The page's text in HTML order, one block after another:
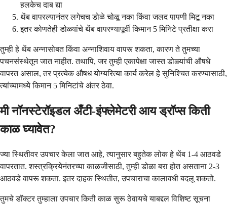
हलकेच दाब द्या
थेंब वापरल्यानंतर लगेचच डोळे चोळू नका किंवा जलद पापणी मिटू नका
इतर कोणतेही डोळ्यांचे थेंब वापरण्यापूर्वी किमान 5 मिनिटे प्रतीक्षा करा
तुम्ही हे थेंब अन्नासोबत किंवा अन्नाशिवाय वापरू शकता, कारण ते तुमच्या
पचनसंस्थेतून जात नाहीत. तथापि, जर तुम्ही एकापेक्षा जास्त डोळ्यांची औषधे
वापरत असाल, तर प्रत्येक औषध योग्यरित्या कार्य करेल हे सुनिश्चित करण्यासाठी,
त्यांच्यामध्ये किमान 5 मिनिटांचे अंतर ठेवा.
मी नॉनस्टेरॉइडल अँटी-इंफ्लेमेटरी आय ड्रॉप्स किती
काळ घ्यावेत?
ज्या स्थितीवर उपचार केला जात आहे, त्यानुसार बहुतेक लोक हे थेंब 1-4 आठवडे
वापरतात. शस्त्रक्रियेनंतरच्या काळजीसाठी, तुम्ही डोळा बरा होत असताना 2-3
आठवडे वापरू शकता. इतर दाहक स्थितीत, उपचाराचा कालावधी बदलू शकतो.
तुमचे डॉक्टर तुम्हाला उपचार किती काळ सुरू ठेवायचे याबद्दल विशिष्ट सूचना